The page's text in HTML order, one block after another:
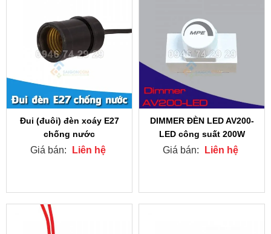
Đui (đuôi) đèn xoáy E27
chống nước
Giá bán: Liên hệ
DIMMER ĐÈN LED AV200-
LED công suất 200W
Giá bán: Liên hệ